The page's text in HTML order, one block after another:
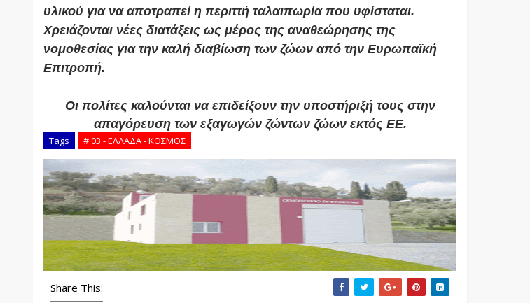
υλικού για να αποτραπεί η περιττή ταλαιπωρία που υφίσταται.
Χρειάζονται νέες διατάξεις ως μέρος της αναθεώρησης της
νομοθεσίας για την καλή διαβίωση των ζώων από την Ευρωπαϊκή
Επιτροπή.
Οι πολίτες καλούνται να επιδείξουν την υποστήριξή τους στην
απαγόρευση των εξαγωγών ζώντων ζώων εκτός ΕΕ.
Tags # 03 - ΕΛΛΑΔΑ - ΚΟΣΜΟΣ
Share This: